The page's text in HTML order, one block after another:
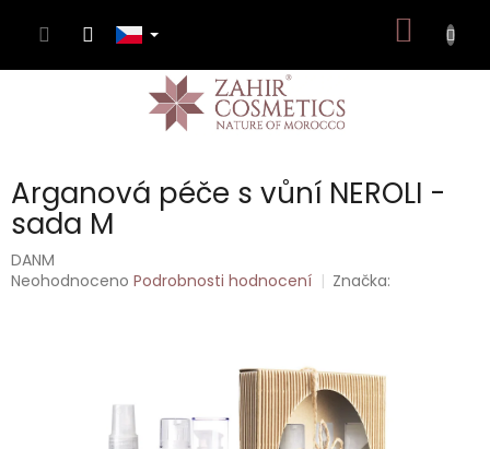
KOŠÍK
Arganová péče s vůní NEROLI -
sada M
DANM
Průměrné
Neohodnoceno Podrobnosti hodnocení Značka: